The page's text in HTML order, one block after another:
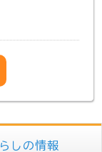
しの情報